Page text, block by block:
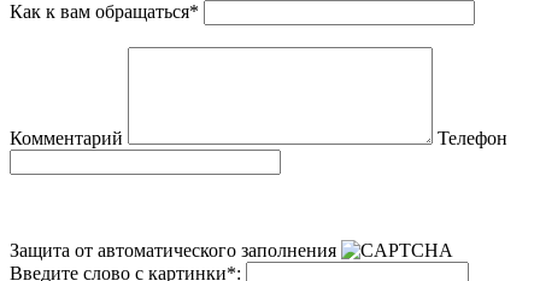
Как к вам обращаться*
Комментарий Телефон
Защита от автоматического заполнения
Введите слово с картинки*: